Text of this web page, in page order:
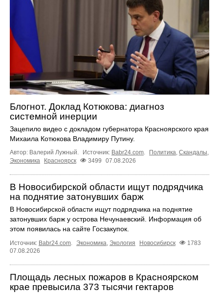
Блогнот. Доклад Котюкова: диагноз
системной инерции
Зацепило видео с докладом губернатора Красноярского края
Михаила Котюкова Владимиру Путину.
Автор: Валерий Лужный. Источник: Babr24.com. Политика, Скандалы,
Экономика
Красноярск 3499 07.08.2026
В Новосибирской области ищут подрядчика
на поднятие затонувших барж
В Новосибирской области ищут подрядчика на поднятие
затонувших барж у острова Нечунаевский. Информация об
этом появилась на сайте Госзакупок.
Источник: Babr24.com. Экономика, Экология Новосибирск
1783
07.08.2026
Площадь лесных пожаров в Красноярском
крае превысила 373 тысячи гектаров